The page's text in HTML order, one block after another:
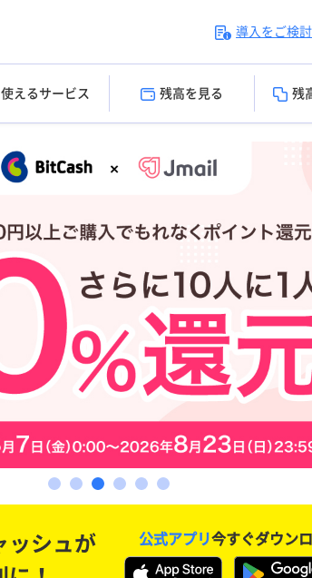
導入をご検
使えるサービス 残高を見る 残
公式アプリ今すぐダウン